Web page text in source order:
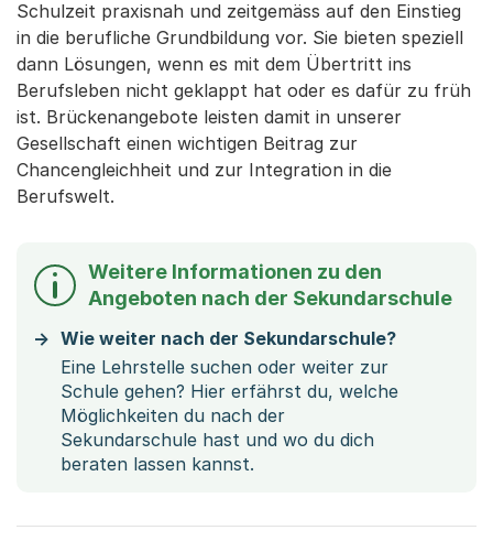
Schulzeit praxisnah und zeitgemäss auf den Einstieg
in die berufliche Grundbildung vor. Sie bieten speziell
dann Lösungen, wenn es mit dem Übertritt ins
Berufsleben nicht geklappt hat oder es dafür zu früh
ist. Brückenangebote leisten damit in unserer
Gesellschaft einen wichtigen Beitrag zur
Chancengleichheit und zur Integration in die
Berufswelt.
Weitere Informationen zu den
Angeboten nach der Sekundarschule
Wie weiter nach der Sekundarschule?
Eine Lehrstelle suchen oder weiter zur
Schule gehen? Hier erfährst du, welche
Möglichkeiten du nach der
Sekundarschule hast und wo du dich
beraten lassen kannst.